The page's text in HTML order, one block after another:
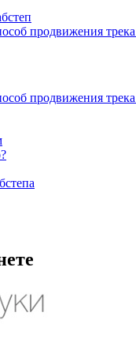
продвижения
продвижения